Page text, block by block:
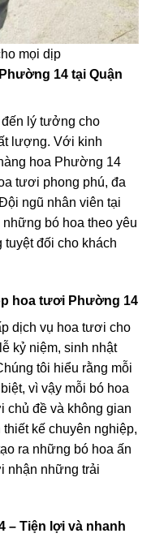
mọi dịp
14 tại Quận
lý tưởng cho
lượng. Với kinh
hoa Phường 14
tươi phong phú, đa
ngũ nhân viên tại
bó hoa theo yêu
đối cho khách
hoa tươi Phường 14
dịch vụ hoa tươi cho
kỷ niệm, sinh nhật
tôi hiểu rằng mỗi
vì vậy mỗi bó hoa
chủ đề và không gian
kế chuyên nghiệp,
ra những bó hoa ấn
nhận những trải
– Tiện lợi và nhanh